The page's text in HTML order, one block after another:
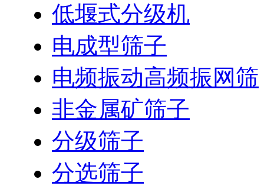
低堰式分级机
电成型筛子
电频振动高频振网筛
非金属矿筛子
分级筛子
分选筛子